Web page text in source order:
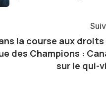
la course aux droits
des Champions :
sur le qui-